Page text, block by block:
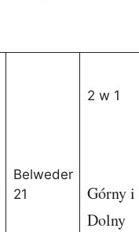
Belweder
21
2 w 1
Górny i
Dolny